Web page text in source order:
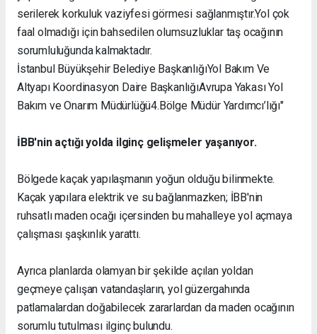
serilerek korkuluk vaziyfesi görmesi sağlanmıştır.Yol çok
faal olmadığı için bahsedilen olumsuzluklar taş ocağının
sorumluluğunda kalmaktadır.
İstanbul Büyükşehir Belediye BaşkanlığıYol Bakım Ve
Altyapı Koordinasyon Daire BaşkanlığıAvrupa Yakası Yol
Bakım ve Onarım Müdürlüğü4.Bölge Müdür Yardımcı’lığı"
İBB'nin açtığı yolda ilginç gelişmeler yaşanıyor.
Bölgede kaçak yapılaşmanın yoğun olduğu bilinmekte.
Kaçak yapılara elektrik ve su bağlanmazken; İBB'nin
ruhsatlı maden ocağı içersinden bu mahalleye yol açmaya
çalışması şaşkınlık yarattı.
Ayrıca planlarda olamyan bir şekilde açılan yoldan
geçmeye çalışan vatandaşların, yol güzergahında
patlamalardan doğabilecek zararlardan da maden ocağının
sorumlu tutulması ilginç bulundu.